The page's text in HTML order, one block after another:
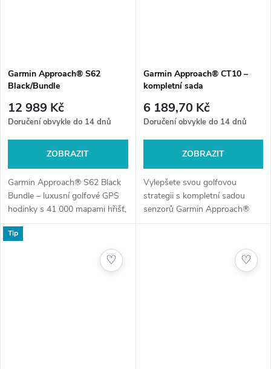
Garmin Approach® S62
Black/Bundle
12 989 Kč
Doručení obvykle do 14 dnů
ZOBRAZIT
Garmin Approach® S62 Black
Bundle – luxusní golfové GPS
hodinky s 41 000 mapami hřišť,
senzorickými funkcemi a
příslušenstvím. Ideální volba
Garmin Approach® CT10 –
kompletní sada
6 189,70 Kč
Doručení obvykle do 14 dnů
ZOBRAZIT
Vylepšete svou golfovou
strategii s kompletní sadou
senzorů Garmin Approach®
CT10! Tato sada pokryje
poskytne podrobné statistiky o
Tip
♡ ♡